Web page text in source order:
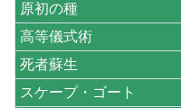
原初の種
高等儀式術
死者蘇生
スケープ・ゴート